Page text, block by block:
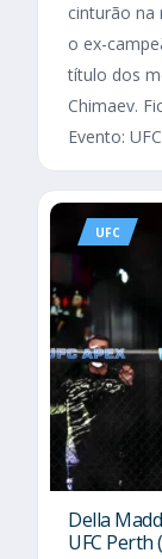
cinturão na
o ex-
título dos
Chimaev.
Evento:
UFC
Della
UFC Perth